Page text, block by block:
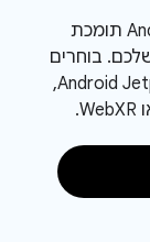
ערכת פיתוח התוכנה (SDK) של Android XR תומכת
בוחרים
אם רוצים לפתח באמצעות Android Jetpack XR SDK,‏